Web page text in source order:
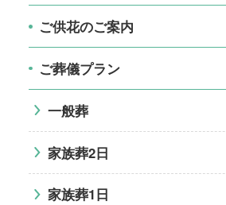
ご供花のご案内
ご葬儀プラン
一般葬
家族葬2日
家族葬1日